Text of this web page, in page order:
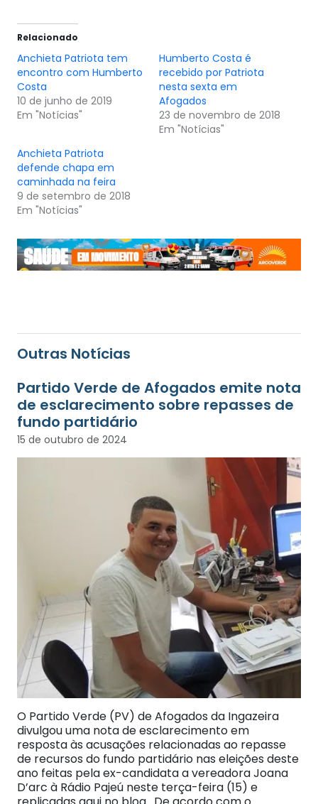
Relacionado
Anchieta Patriota tem
encontro com Humberto
Costa
10 de junho de 2019
Em "Notícias"
Humberto Costa é
recebido por Patriota
nesta sexta em
Afogados
23 de novembro de 2018
Em "Notícias"
Anchieta Patriota
defende chapa em
caminhada na feira
9 de setembro de 2018
Em "Notícias"
Outras Notícias
Partido Verde de Afogados emite nota
de esclarecimento sobre repasses de
fundo partidário
15 de outubro de 2024
O Partido Verde (PV) de Afogados da Ingazeira
divulgou uma nota de esclarecimento em
resposta às acusações relacionadas ao repasse
de recursos do fundo partidário nas eleições deste
ano feitas pela ex-candidata a vereadora Joana
D’arc à Rádio Pajeú neste terça-feira (15) e